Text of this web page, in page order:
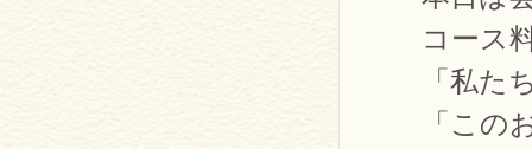
コース
「私た
「この